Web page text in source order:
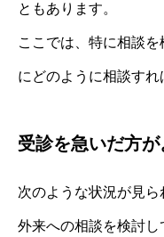
ともあります。
ここでは、特に相談
にどのように相談すれ
受診を急いだ方
次のような状況が見
外来への相談を検討し